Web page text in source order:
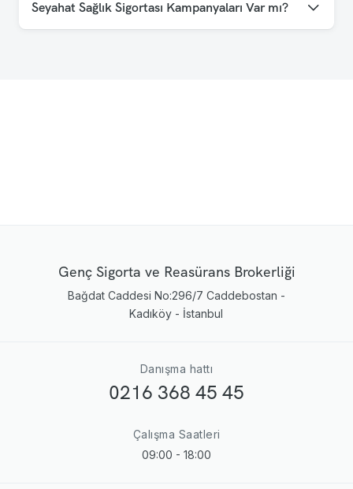
Seyahat Sağlık Sigortası Kampanyaları Var mı?
Genç Sigorta ve Reasürans Brokerliği
Bağdat Caddesi No:296/7 Caddebostan -
Kadıköy - İstanbul
Danışma hattı
0216 368 45 45
Çalışma Saatleri
09:00 - 18:00